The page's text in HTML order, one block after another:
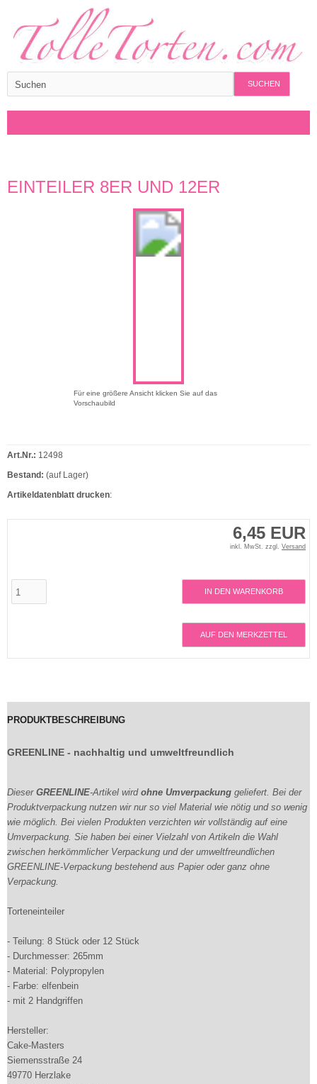
SUCHEN
EINTEILER 8ER UND 12ER
Für eine größere Ansicht klicken Sie auf das
Vorschaubild
6,45 EUR
inkl. MwSt. zzgl. Versand
IN DEN WARENKORB
AUF DEN MERKZETTEL
Art.Nr.: 12498
Bestand: (auf Lager)
Artikeldatenblatt drucken:
PRODUKTBESCHREIBUNG
GREENLINE - nachhaltig und umweltfreundlich
Dieser GREENLINE-Artikel wird ohne Umverpackung geliefert. Bei der
Produktverpackung nutzen wir nur so viel Material wie nötig und so wenig
wie möglich. Bei vielen Produkten verzichten wir vollständig auf eine
Umverpackung. Sie haben bei einer Vielzahl von Artikeln die Wahl
zwischen herkömmlicher Verpackung und der umweltfreundlichen
GREENLINE-Verpackung bestehend aus Papier oder ganz ohne
Verpackung.
Torteneinteiler
- Teilung: 8 Stück oder 12 Stück
- Durchmesser: 265mm
- Material: Polypropylen
- Farbe: elfenbein
- mit 2 Handgriffen
Hersteller:
Cake-Masters
Siemensstraße 24
49770 Herzlake